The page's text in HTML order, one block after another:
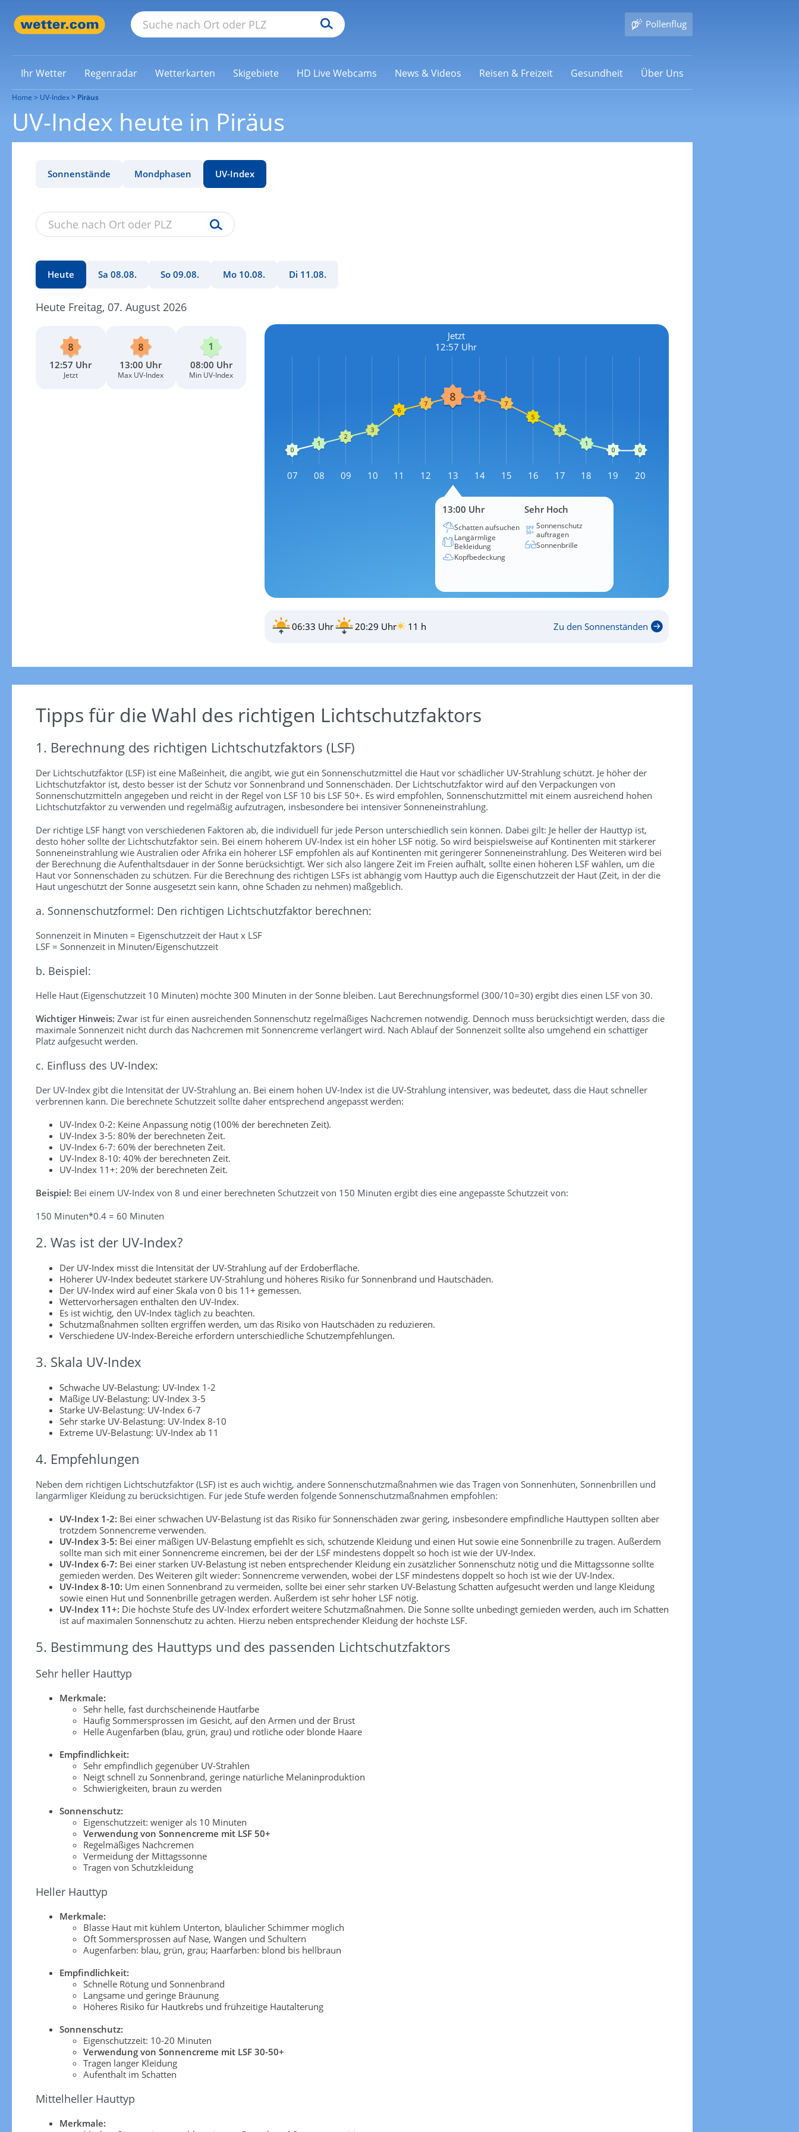
Pollenflug
Ihr Wetter Regenradar Wetterkarten Skigebiete HD Live Webcams News & Videos Reisen & Freizeit Gesundheit Über Uns
Home UV-Index Piräus
UV-Index heute in Piräus
Sonnenstände Mondphasen UV-Index
Heute Sa 08.08. So 09.08. Mo 10.08. Di 11.08.
Heute Freitag, 07. August 2026
12:57 Uhr
Jetzt
13:00 Uhr
Max UV-Index
08:00 Uhr
Min UV-Index
Jetzt
12:57 Uhr
07 08 09 10 11 12 13 14 15 16 17 18 19 20
13:00 Uhr
Schatten aufsuchen
Langärmlige
Bekleidung
Kopfbedeckung
Sehr Hoch
Sonnenschutz
auftragen
Sonnenbrille
06:33 Uhr 20:29 Uhr 11 h Zu den Sonnenständen
Tipps für die Wahl des richtigen Lichtschutzfaktors
1. Berechnung des richtigen Lichtschutzfaktors (LSF)
Der Lichtschutzfaktor (LSF) ist eine Maßeinheit, die angibt, wie gut ein Sonnenschutzmittel die Haut vor schädlicher UV-Strahlung schützt. Je höher der
Lichtschutzfaktor ist, desto besser ist der Schutz vor Sonnenbrand und Sonnenschäden. Der Lichtschutzfaktor wird auf den Verpackungen von
Sonnenschutzmitteln angegeben und reicht in der Regel von LSF 10 bis LSF 50+. Es wird empfohlen, Sonnenschutzmittel mit einem ausreichend hohen
Lichtschutzfaktor zu verwenden und regelmäßig aufzutragen, insbesondere bei intensiver Sonneneinstrahlung.
Der richtige LSF hängt von verschiedenen Faktoren ab, die individuell für jede Person unterschiedlich sein können. Dabei gilt: Je heller der Hauttyp ist,
desto höher sollte der Lichtschutzfaktor sein. Bei einem höherem UV-Index ist ein höher LSF nötig. So wird beispielsweise auf Kontinenten mit stärkerer
Sonneneinstrahlung wie Australien oder Afrika ein höherer LSF empfohlen als auf Kontinenten mit geringerer Sonneneinstrahlung. Des Weiteren wird bei
der Berechnung die Aufenthaltsdauer in der Sonne berücksichtigt. Wer sich also längere Zeit im Freien aufhält, sollte einen höheren LSF wählen, um die
Haut vor Sonnenschäden zu schützen. Für die Berechnung des richtigen LSFs ist abhängig vom Hauttyp auch die Eigenschutzzeit der Haut (Zeit, in der die
Haut ungeschützt der Sonne ausgesetzt sein kann, ohne Schaden zu nehmen) maßgeblich.
a. Sonnenschutzformel: Den richtigen Lichtschutzfaktor berechnen:
Sonnenzeit in Minuten = Eigenschutzzeit der Haut x LSF
LSF = Sonnenzeit in Minuten/Eigenschutzzeit
b. Beispiel:
Helle Haut (Eigenschutzzeit 10 Minuten) möchte 300 Minuten in der Sonne bleiben. Laut Berechnungsformel (300/10=30) ergibt dies einen LSF von 30.
Wichtiger Hinweis: Zwar ist für einen ausreichenden Sonnenschutz regelmäßiges Nachcremen notwendig. Dennoch muss berücksichtigt werden, dass die
maximale Sonnenzeit nicht durch das Nachcremen mit Sonnencreme verlängert wird. Nach Ablauf der Sonnenzeit sollte also umgehend ein schattiger
Platz aufgesucht werden.
c. Einfluss des UV-Index:
Der UV-Index gibt die Intensität der UV-Strahlung an. Bei einem hohen UV-Index ist die UV-Strahlung intensiver, was bedeutet, dass die Haut schneller
verbrennen kann. Die berechnete Schutzzeit sollte daher entsprechend angepasst werden:
UV-Index 0-2: Keine Anpassung nötig (100% der berechneten Zeit).
UV-Index 3-5: 80% der berechneten Zeit.
UV-Index 6-7: 60% der berechneten Zeit.
UV-Index 8-10: 40% der berechneten Zeit.
UV-Index 11+: 20% der berechneten Zeit.
Beispiel: Bei einem UV-Index von 8 und einer berechneten Schutzzeit von 150 Minuten ergibt dies eine angepasste Schutzzeit von:
150 Minuten*0.4 = 60 Minuten
2. Was ist der UV-Index?
Der UV-Index misst die Intensität der UV-Strahlung auf der Erdoberfläche.
Höherer UV-Index bedeutet stärkere UV-Strahlung und höheres Risiko für Sonnenbrand und Hautschäden.
Der UV-Index wird auf einer Skala von 0 bis 11+ gemessen.
Wettervorhersagen enthalten den UV-Index.
Es ist wichtig, den UV-Index täglich zu beachten.
Schutzmaßnahmen sollten ergriffen werden, um das Risiko von Hautschäden zu reduzieren.
Verschiedene UV-Index-Bereiche erfordern unterschiedliche Schutzempfehlungen.
3. Skala UV-Index
Schwache UV-Belastung: UV-Index 1-2
Mäßige UV-Belastung: UV-Index 3-5
Starke UV-Belastung: UV-Index 6-7
Sehr starke UV-Belastung: UV-Index 8-10
Extreme UV-Belastung: UV-Index ab 11
4. Empfehlungen
Neben dem richtigen Lichtschutzfaktor (LSF) ist es auch wichtig, andere Sonnenschutzmaßnahmen wie das Tragen von Sonnenhüten, Sonnenbrillen und
langärmliger Kleidung zu berücksichtigen. Für jede Stufe werden folgende Sonnenschutzmaßnahmen empfohlen:
UV-Index 1-2: Bei einer schwachen UV-Belastung ist das Risiko für Sonnenschäden zwar gering, insbesondere empfindliche Hauttypen sollten aber
trotzdem Sonnencreme verwenden.
UV-Index 3-5: Bei einer mäßigen UV-Belastung empfiehlt es sich, schützende Kleidung und einen Hut sowie eine Sonnenbrille zu tragen. Außerdem
sollte man sich mit einer Sonnencreme eincremen, bei der der LSF mindestens doppelt so hoch ist wie der UV-Index.
UV-Index 6-7: Bei einer starken UV-Belastung ist neben entsprechender Kleidung ein zusätzlicher Sonnenschutz nötig und die Mittagssonne sollte
gemieden werden. Des Weiteren gilt wieder: Sonnencreme verwenden, wobei der LSF mindestens doppelt so hoch ist wie der UV-Index.
UV-Index 8-10: Um einen Sonnenbrand zu vermeiden, sollte bei einer sehr starken UV-Belastung Schatten aufgesucht werden und lange Kleidung
sowie einen Hut und Sonnenbrille getragen werden. Außerdem ist sehr hoher LSF nötig.
UV-Index 11+: Die höchste Stufe des UV-Index erfordert weitere Schutzmaßnahmen. Die Sonne sollte unbedingt gemieden werden, auch im Schatten
ist auf maximalen Sonnenschutz zu achten. Hierzu neben entsprechender Kleidung der höchste LSF.
5. Bestimmung des Hauttyps und des passenden Lichtschutzfaktors
Sehr heller Hauttyp
Merkmale:
Sehr helle, fast durchscheinende Hautfarbe
Häufig Sommersprossen im Gesicht, auf den Armen und der Brust
Helle Augenfarben (blau, grün, grau) und rötliche oder blonde Haare
Empfindlichkeit:
Sehr empfindlich gegenüber UV-Strahlen
Neigt schnell zu Sonnenbrand, geringe natürliche Melaninproduktion
Schwierigkeiten, braun zu werden
Sonnenschutz:
Eigenschutzzeit: weniger als 10 Minuten
Verwendung von Sonnencreme mit LSF 50+
Regelmäßiges Nachcremen
Vermeidung der Mittagssonne
Tragen von Schutzkleidung
Heller Hauttyp
Merkmale:
Blasse Haut mit kühlem Unterton, bläulicher Schimmer möglich
Oft Sommersprossen auf Nase, Wangen und Schultern
Augenfarben: blau, grün, grau; Haarfarben: blond bis hellbraun
Empfindlichkeit:
Schnelle Rötung und Sonnenbrand
Langsame und geringe Bräunung
Höheres Risiko für Hautkrebs und frühzeitige Hautalterung
Sonnenschutz:
Eigenschutzzeit: 10-20 Minuten
Verwendung von Sonnencreme mit LSF 30-50+
Tragen langer Kleidung
Aufenthalt im Schatten
Mittelheller Hauttyp
Merkmale: